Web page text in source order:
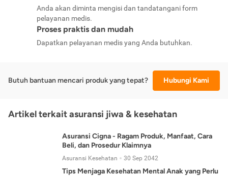
Anda akan diminta mengisi dan tandatangani form
pelayanan medis.
Proses praktis dan mudah
Dapatkan pelayanan medis yang Anda butuhkan.
Butuh bantuan mencari produk yang tepat? Hubungi Kami
Artikel terkait asuransi jiwa & kesehatan
Asuransi Cigna - Ragam Produk, Manfaat, Cara
Beli, dan Prosedur Klaimnya
Asuransi Kesehatan 30 Sep 2042
Tips Menjaga Kesehatan Mental Anak yang Perlu